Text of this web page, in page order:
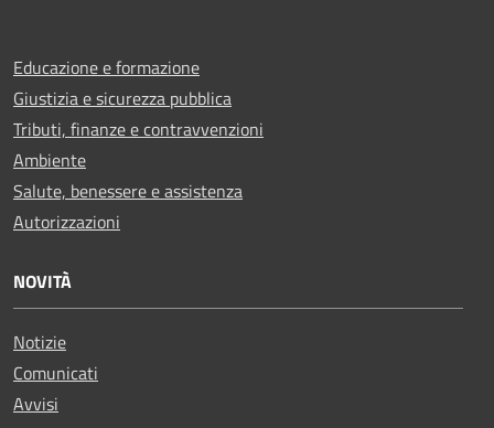
Educazione e formazione
Giustizia e sicurezza pubblica
Tributi, finanze e contravvenzioni
Ambiente
Salute, benessere e assistenza
Autorizzazioni
NOVITÀ
Notizie
Comunicati
Avvisi